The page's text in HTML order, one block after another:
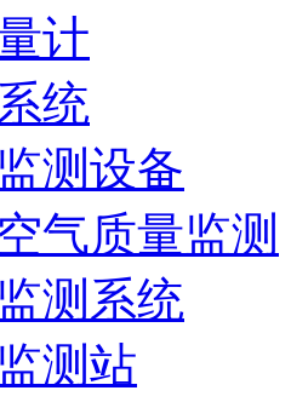
计
统
测设备
气质量监测
测系统
测站